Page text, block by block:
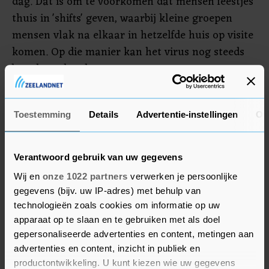
Toestemming Details Advertentie-instellingen
Verantwoord gebruik van uw gegevens
Wij en onze 1022 partners verwerken je persoonlijke
gegevens (bijv. uw IP-adres) met behulp van
technologieën zoals cookies om informatie op uw
apparaat op te slaan en te gebruiken met als doel
gepersonaliseerde advertenties en content, metingen aan
advertenties en content, inzicht in publiek en
productontwikkeling. U kunt kiezen wie uw gegevens
thuis in 'shifts' geven, waarbij kleine groepen
mensen vlak na elkaar in hetzelfde huis op visite
komen. Op die manier kan het virus nog steeds
breed worden doorgegeven.
Beperking in groepsgrootte
Andere voorstellen die op tafel liggen zijn een
verbod op de verkoop van alcohol na 20.00 uur
in de avond en geen uitzonderingen meer op de
maximale groepsgrootte van dertig personen.
Deze maatregel zou onder meer de cultuursector
weer raken. Theaters met een ontheffing
organiseren sinds de versoepeling van de
coronamaatregelen voorstellingen voor